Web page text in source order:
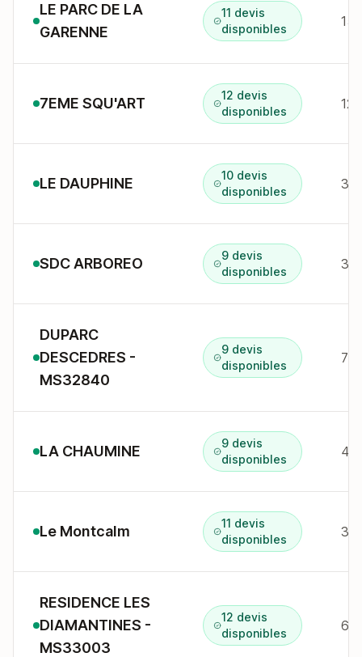
LE PARC DE LA
GARENNE
11 devis
disponibles
15
7EME SQU'ART
12 devis
disponibles
LE DAUPHINE
10 devis
disponibles
SDC ARBOREO
9 devis
disponibles
30
DUPARC
DESCEDRES -
MS32840
9 devis
disponibles
7
LA CHAUMINE
9 devis
disponibles
Le Montcalm
11 devis
disponibles
39
RESIDENCE LES
DIAMANTINES -
MS33003
12 devis
disponibles
62